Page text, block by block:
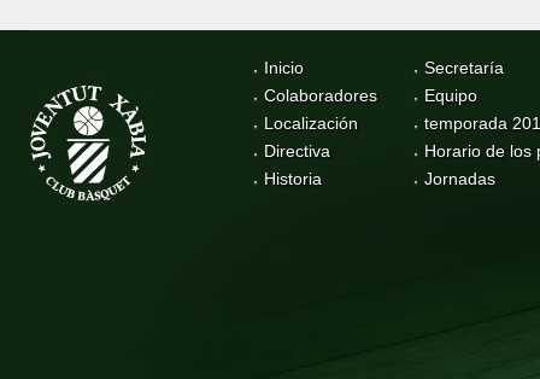
Inicio
Colaboradores
Localización
Directiva
Historia
Secretaría
Equipo
temporada
Horario de los
Jornadas